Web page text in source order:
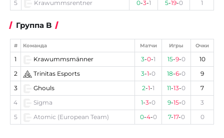
5 Krawummsrentner 0-3-1 5-19-0 1
Группа B
# Команда Матчи Игры Очки
1 Krawummsmänner 3-0-1 15-9-0
10
2
Trinitas Esports 3-1-0 18-6-0
9
3
Ghouls 2-1-1 11-13-0
7
4
Sigma 1-3-0 9-15-0
3
5
Atomic (European Team) 0-4-0 7-17-0 0